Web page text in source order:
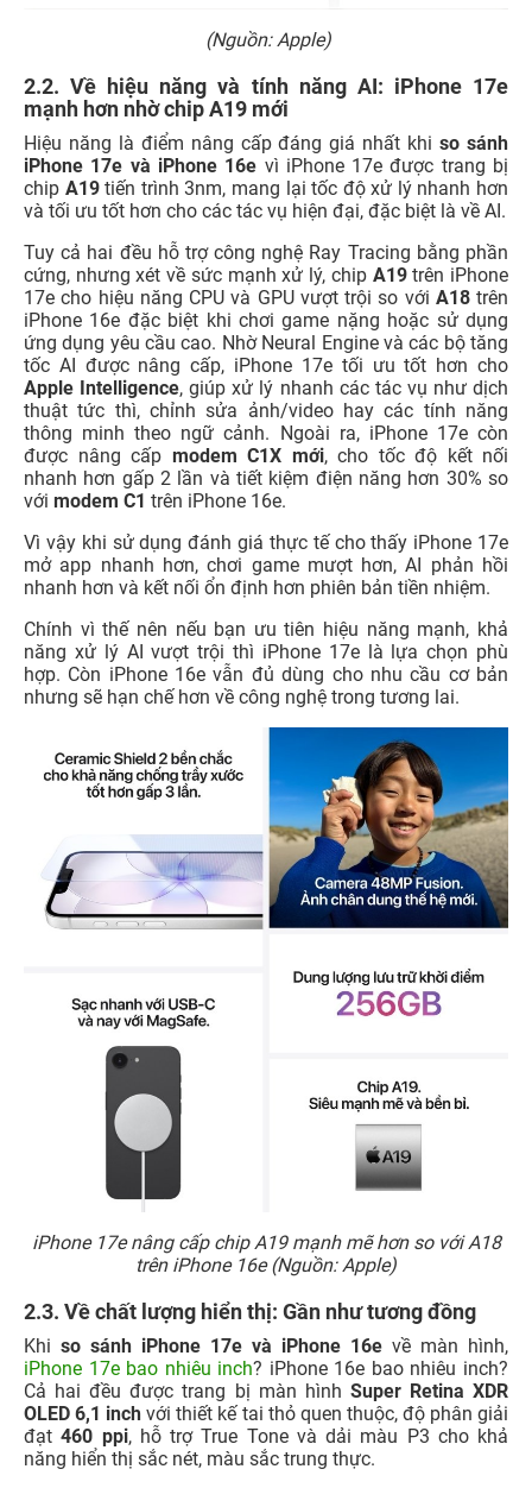
(Nguồn: Apple)
2.2. Về hiệu năng và tính năng AI: iPhone 17e
mạnh hơn nhờ chip A19 mới
Hiệu năng là điểm nâng cấp đáng giá nhất khiso sánh
iPhone 17e và iPhone 16e vì iPhone 17e được trang bị
chip A19tiến trình 3nm, mang lại tốc độ xử lý nhanh hơn
và tối ưu tốt hơn cho các tác vụ hiện đại, đặc biệt là về AI.
Tuy cả hai đều hỗ trợ công nghệ Ray Tracing bằng phần
cứng, nhưng xét về sức mạnh xử lý, chip A19trên iPhone
17e cho hiệu năng CPU và GPU vượt trội so với A18trên
iPhone 16e đặc biệt khi chơi game nặng hoặc sử dụng
ứng dụng yêu cầu cao. Nhờ Neural Engine và các bộ tăng
tốc AI được nâng cấp, iPhone 17e tối ưu tốt hơn cho
Apple Intelligence, giúp xử lý nhanh các tác vụ như dịch
thuật tức thì, chỉnh sửa ảnh/video hay các tính năng
thông minh theo ngữ cảnh. Ngoài ra, iPhone 17e còn
được nâng cấp modem C1X mới, cho tốc độ kết nối
nhanh hơn gấp 2 lần và tiết kiệm điện năng hơn 30% so
với modem C1 trên iPhone 16e.
Vì vậy khi sử dụng đánh giá thực tế cho thấy iPhone 17e
mở app nhanh hơn, chơi game mượt hơn, AI phản hồi
nhanh hơn và kết nối ổn định hơn phiên bản tiền nhiệm.
Chính vì thế nên nếu bạn ưu tiên hiệu năng mạnh, khả
năng xử lý AI vượt trội thì iPhone 17e là lựa chọn phù
hợp. Còn iPhone 16e vẫn đủ dùng cho nhu cầu cơ bản
nhưng sẽ hạn chế hơn về công nghệ trong tương lai.
iPhone 17e nâng cấp chip A19 mạnh mẽ hơn so với A18
trên iPhone 16e (Nguồn: Apple)
2.3. Về chất lượng hiển thị: Gần như tương đồng
Khi so sánh iPhone 17e và iPhone 16e về màn hình,
iPhone 17e bao nhiêu inch? iPhone 16e bao nhiêu inch?
Cả hai đều được trang bị màn hình Super Retina XDR
OLED 6,1 inchvới thiết kế tai thỏ quen thuộc, độ phân giải
đạt460 ppi, hỗ trợ True Tone và dải màu P3 cho khả
năng hiển thị sắc nét, màu sắc trung thực.